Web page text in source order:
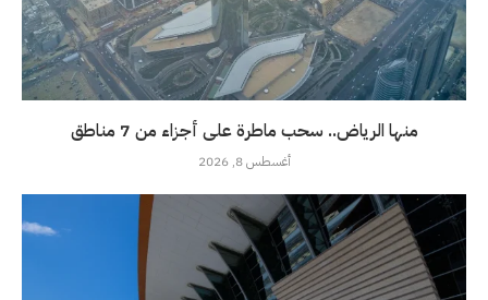
منها الرياض.. سحب ماطرة على أجزاء من 7 مناطق
أغسطس 8, 2026